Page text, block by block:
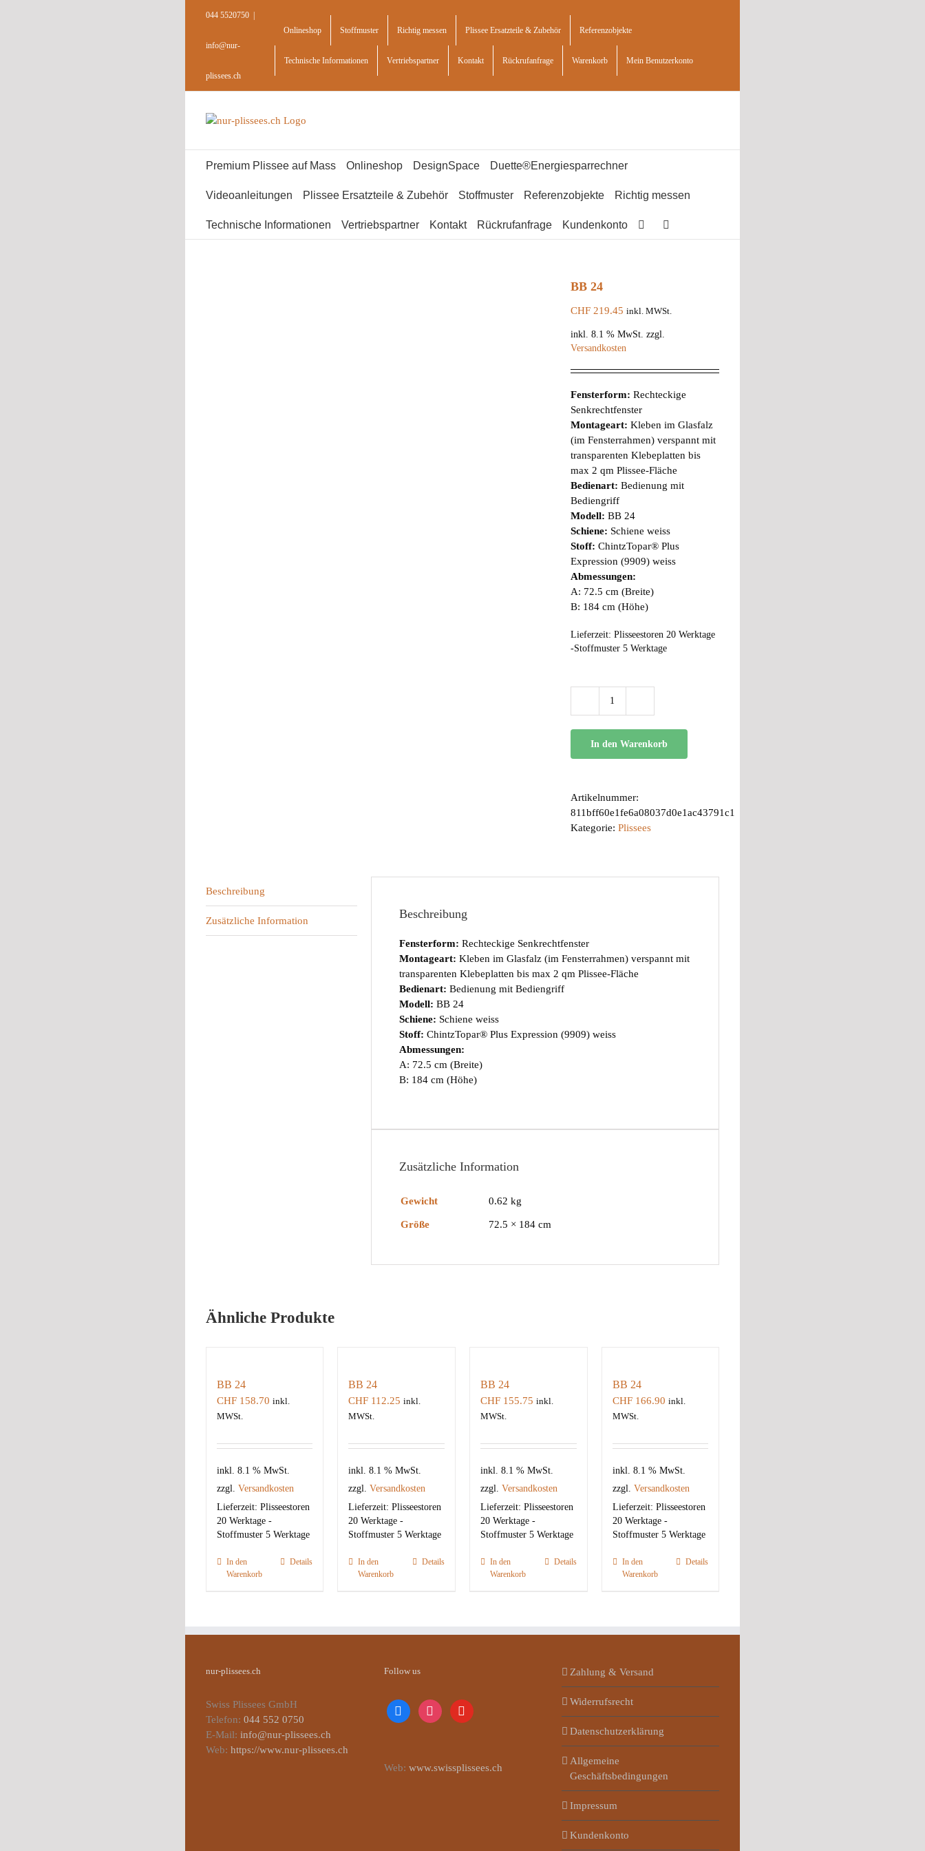
044 5520750
info@nur-
plissees.ch
Onlineshop Stoffmuster Richtig messen Plissee Ersatzteile & Zubehör Referenzobjekte
Technische Informationen Vertriebspartner Kontakt Rückrufanfrage Warenkorb Mein Benutzerkonto
Premium Plissee auf Mass Onlineshop DesignSpace Duette®Energiesparrechner
Videoanleitungen Plissee Ersatzteile & Zubehör Stoffmuster Referenzobjekte Richtig messen
Technische Informationen Vertriebspartner Kontakt Rückrufanfrage Kundenkonto
BB 24
CHF219.45 inkl. MWSt.
inkl. 8.1 % MwSt. zzgl.
Versandkosten
Fensterform: Rechteckige
Senkrechtfenster
Montageart: Kleben im Glasfalz
(im Fensterrahmen) verspannt mit
transparenten Klebeplatten bis
max 2 qm Plissee-Fläche
Bedienart: Bedienung mit
Bediengriff
Modell: BB 24
Schiene: Schiene weiss
Stoff: ChintzTopar® Plus
Expression (9909) weiss
Abmessungen:
A: 72.5 cm (Breite)
B: 184 cm (Höhe)
Lieferzeit: Plisseestoren 20 Werktage
-Stoffmuster 5 Werktage
BB
In den Warenkorb
Artikelnummer:
811bff60e1fe6a08037d0e1ac43791c1
Kategorie: Plissees
Beschreibung
Zusätzliche Information Beschreibung
Fensterform: Rechteckige Senkrechtfenster
Montageart: Kleben im Glasfalz (im Fensterrahmen) verspannt mit
transparenten Klebeplatten bis max 2 qm Plissee-Fläche
Bedienart: Bedienung mit Bediengriff
Modell: BB 24
Schiene: Schiene weiss
Stoff: ChintzTopar® Plus Expression (9909) weiss
Abmessungen:
A: 72.5 cm (Breite)
B: 184 cm (Höhe)
Zusätzliche Information
Gewicht 0.62 kg
Größe 72.5 × 184 cm
Ähnliche Produkte
BB 24
CHF158.70 inkl.
MWSt.
inkl. 8.1 % MwSt.
zzgl. Versandkosten
Lieferzeit: Plisseestoren
20 Werktage -
Stoffmuster 5 Werktage
In den
Warenkorb
Details
BB 24
CHF 112.25 inkl.
MWSt.
inkl. 8.1 % MwSt.
zzgl.Versandkosten
Lieferzeit:Plisseestoren
20 Werktage -
Stoffmuster 5 Werktage
In den
Warenkorb
Details
BB 24
CHF155.75 inkl.
MWSt.
inkl. 8.1 % MwSt.
zzgl. Versandkosten
Lieferzeit: Plisseestoren
20 Werktage -
Stoffmuster 5 Werktage
In den
Warenkorb
Details
BB 24
CHF166.90 inkl.
MWSt.
inkl. 8.1 % MwSt.
zzgl. Versandkosten
Lieferzeit: Plisseestoren
20 Werktage -
Stoffmuster 5 Werktage
In den
Warenkorb
Details
nur-plissees.ch
Swiss Plissees GmbH
Telefon: 044 552 0750
E-Mail: info@nur-plissees.ch
Web: https://www.nur-plissees.ch
Follow us
facebookinstagramyoutube
Web: www.swissplissees.ch
Zahlung & Versand
Widerrufsrecht
Datenschutzerklärung
Allgemeine
Geschäftsbedingungen
Impressum
Kundenkonto